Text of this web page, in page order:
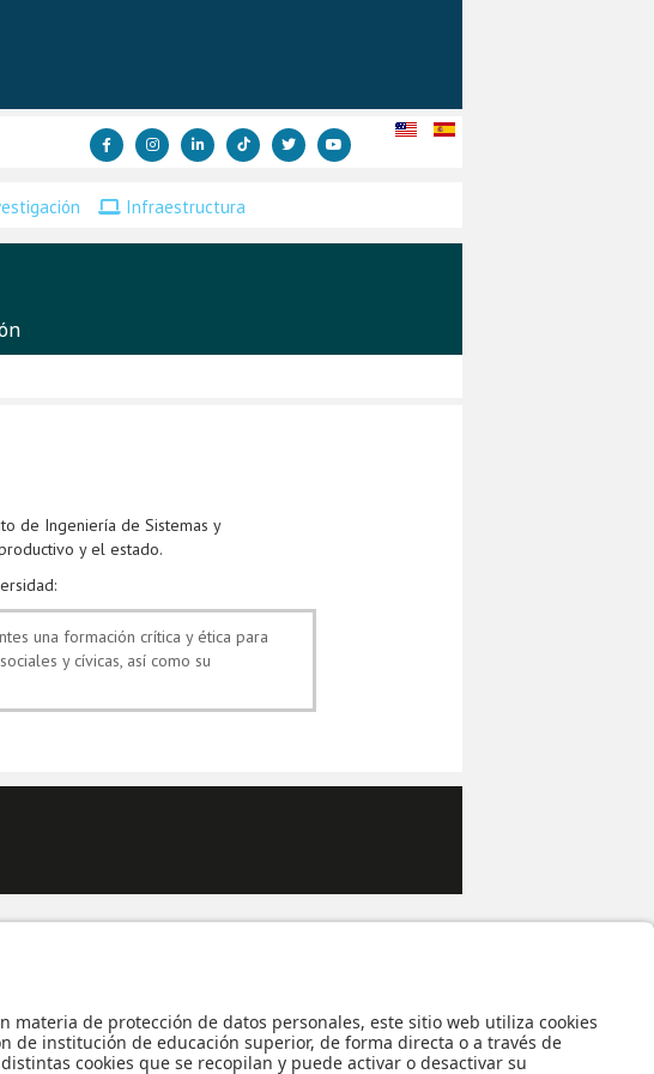
Infraestructura
de Ingeniería de Sistemas y
y el estado.
una formación crítica y ética para
y cívicas, así como su